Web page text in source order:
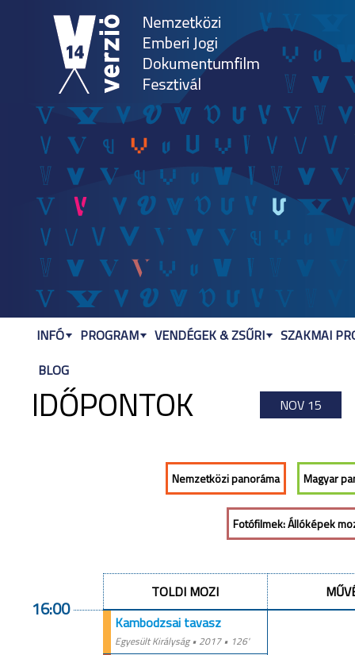
IDŐPONTOK NOV 15
Nemzetközi panoráma Magyar
Fotófilmek: Állóképek
TOLDI MOZI
16:00
Kambodzsai tavasz
Egyesült Királyság • 2017• 126'
INFÓ PROGRAM VENDÉGEK & ZSŰRI
SZAKMAI
BLOG